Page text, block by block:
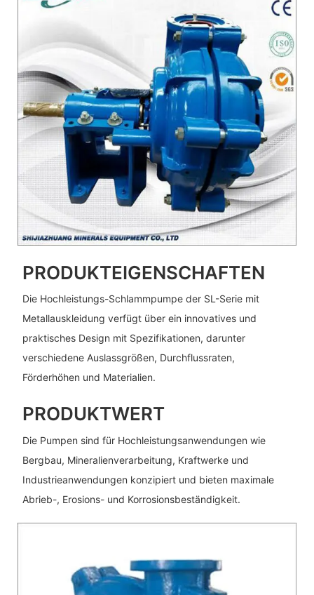
PRODUKTEIGENSCHAFTEN
Die Hochleistungs-Schlammpumpe der SL-Serie mit
Metallauskleidung verfügt über ein innovatives und
praktisches Design mit Spezifikationen, darunter
verschiedene Auslassgrößen, Durchflussraten,
Förderhöhen und Materialien.
PRODUKTWERT
Die Pumpen sind für Hochleistungsanwendungen wie
Bergbau, Mineralienverarbeitung, Kraftwerke und
Industrieanwendungen konzipiert und bieten maximale
Abrieb-, Erosions- und Korrosionsbeständigkeit.